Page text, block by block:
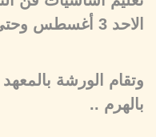
الاحد 3 أغسطس وحتي يوم الثلاثاء 12 أغسطس
وتقام الورشة
بالهرم ..